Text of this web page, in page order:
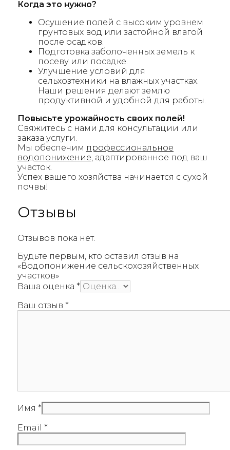
Когда это нужно?
Осушение полей с высоким уровнем
грунтовых вод или застойной влагой
после осадков.
Подготовка заболоченных земель к
посеву или посадке.
Улучшение условий для
сельхозтехники на влажных участках.
Наши решения делают землю
продуктивной и удобной для работы.
Повысьте урожайность своих полей!
Свяжитесь с нами для консультации или
заказа услуги.
Мы обеспечим профессиональное
водопонижение, адаптированное под ваш
участок.
Успех вашего хозяйства начинается с сухой
почвы!
Отзывы
Отзывов пока нет.
Будьте первым, кто оставил отзыв на
«Водопонижение сельскохозяйственных
участков»
Ваша оценка *
Ваш отзыв *
Имя *
Email *